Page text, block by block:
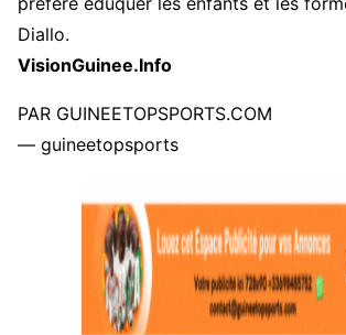
Diallo.
VisionGuinee.Info
PAR GUINEETOPSPORTS.COM
— guineetopsports